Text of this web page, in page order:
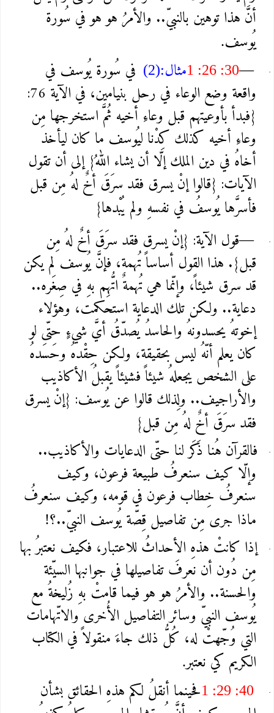
أنَّ هذا توهين بالنبيّ.. والأمرُ هو هو في سُورة
يُوسف.
—
1 :26 :30مثال(2): في سُورة يُوسف في
واقعة وضع الوعاء في رحل بنيامين، في الآية 76:
{فبدأ بأوعيتهم قبل وعاءِ أخيه ثُمَّ استخرجها مِن
وعاءِ أخيه كذلك كِدْنا ليُوسف ما كان ليأخذ
أخاهُ في دين الملك إلّا أن يشاء اللهُ} إلى أن تقول
الآيات: {قالوا إنْ يسرق فقد سرَقَ أخٌ لهُ مِن قبل
فأسرَّها يُوسفُ في نفسهِ ولم يُبْدها}
—قول الآية: {إنْ يسرق فقد سرَقَ أخٌ لهُ مِن
قبل}. هذا القول أساساً تُهمة، فإنَّ يُوسف لم يكن
قد سرق شيئاً، وإنّما هي تُهمةٌ اتُّهِم بهِ في صِغَره..
دعاية.. ولكن تلك الدعاية استحكمت، وهؤلاء
إخوتهُ يحسدونهُ والحاسدُ يُصدّقُ أيَّ شيءٍ حتّى لو
كان يعلم أنّهُ ليس بحقيقة، ولكن حِقْدهُ وحَسَدهُ
على الشخص يجعلهُ شيئاً فشيئاً يقبلُ الأكاذيب
والأراجيف.. ولِذلك قالوا عن يُوسف: {إنْ يسرق
فقد سرَقَ أخٌ لهُ مِن قبل}
فالقرآن هُنا ذَكَر لنا حتّى الدعايات والأكاذيب..
وإلّا كيف سنعرفُ طبيعة فرعون، وكيف
سنعرفُ خِطاب فرعون في قومه، وكيف سنعرفُ
ماذا جرى مِن تفاصيل قِصّة يُوسف النبيّ..؟!
إذا كانتْ هذهِ الأحداثُ للاعتبار، فكيف نعتبرُ بها
مِن دُون أن نعرفَ تفاصيلها في جوانبها السيّئة
والحسنة.. والأمرُ هو هو فيما قامتْ بهِ زُليخةُ مع
يُوسف النبيّ وسائر التفاصيل الأُخرى والاتّهامات
التي وُجّهتْ له، كُلُّ ذلك جاءَ منقولاً في الكتاب
الكريم كي نعتبر.
1 :29 :40فحينما أنقلُ لكم هذهِ الحقائق بشأن